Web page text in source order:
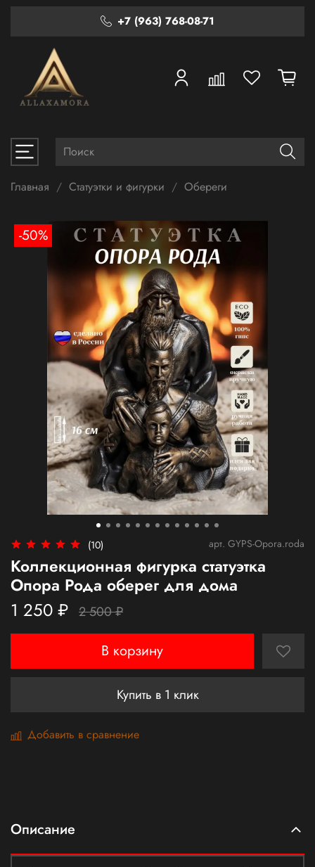
+7 (963) 768-08-71
Главная Статуэтки и фигурки Обереги
-50%
(10) арт. GYPS-Opora.roda
Коллекционная фигурка статуэтка
Опора Рода оберег для дома
1 250 ₽ 2 500 ₽
В корзину
Купить в 1 клик
Добавить в сравнение
Описание